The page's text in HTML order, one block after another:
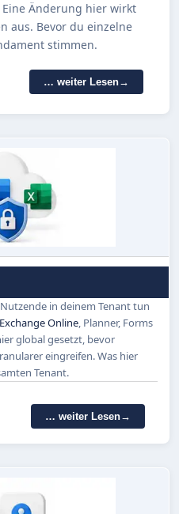
Änderung hier wirkt
aus. Bevor du einzelne
stimmen.
… weiter Lesen
in deinem Tenant tun
Exchange Online, Planner, Forms
global gesetzt, bevor
eingreifen. Was hier
Tenant.
… weiter Lesen